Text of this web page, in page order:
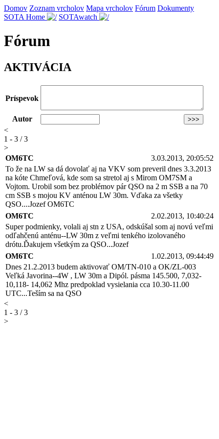
Domov Zoznam vrcholov Mapa vrcholov Fórum Dokumenty
SOTA Home
SOTAwatch
Fórum
AKTIVÁCIA
Príspevok
Autor
<
1 - 3 / 3
>
OM6TC
3.03.2013, 20:05:52
To že na LW sa dá dovolať aj na VKV som preveril dnes 3.3.2013
na kóte Chmeľová, kde som sa stretol aj s Mirom OM7SM a
Vojtom. Urobil som bez problémov pár QSO na 2 m SSB a na 70
cm SSB s mojou KV anténou LW 30m. Vďaka za všetky
QSO....Jozef OM6TC
OM6TC
2.02.2013, 10:40:24
Super podmienky, volali aj stn z USA, odskúšal som aj novú veľmi
odľahčenú anténu--LW 30m z veľmi tenkého izolovaného
drótu.Ďakujem všetkým za QSO...Jozef
OM6TC
1.02.2013, 09:44:49
Dnes 21.2.2013 budem aktivovať OM/TN-010 a OK/ZL-003
Veľká Javorina--4W , LW 30m a Dipól. pásma 145.500, 7,032-
10,118- 14,062 Mhz predpoklad vysielania cca 10.30-11.00
UTC...Teším sa na QSO
<
1 - 3 / 3
>